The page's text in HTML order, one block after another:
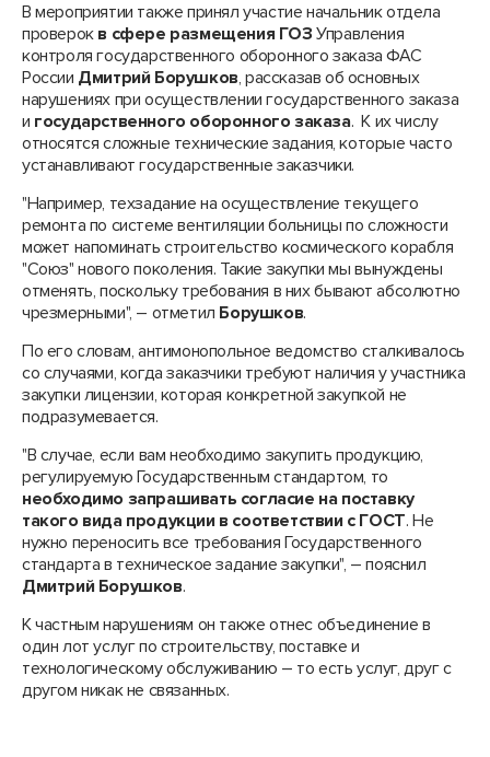
В мероприятии также принял участие начальник отдела
проверок в сфере размещения ГОЗ Управления
контроля государственного оборонного заказа ФАС
России Дмитрий Борушков, рассказав об основных
нарушениях при осуществлении государственного заказа
и государственного оборонного заказа. К их числу
относятся сложные технические задания, которые часто
устанавливают государственные заказчики.
"Например, техзадание на осуществление текущего
ремонта по системе вентиляции больницы по сложности
может напоминать строительство космического корабля
"Союз" нового поколения. Такие закупки мы вынуждены
отменять, поскольку требования в них бывают абсолютно
чрезмерными", – отметил Борушков.
По его словам, антимонопольное ведомство сталкивалось
со случаями, когда заказчики требуют наличия у участника
закупки лицензии, которая конкретной закупкой не
подразумевается.
"В случае, если вам необходимо закупить продукцию,
регулируемую Государственным стандартом, то
необходимо запрашивать согласие на поставку
такого вида продукции в соответствии с ГОСТ. Не
нужно переносить все требования Государственного
стандарта в техническое задание закупки", – пояснил
Дмитрий Борушков.
К частным нарушениям он также отнес объединение в
один лот услуг по строительству, поставке и
технологическому обслуживанию – то есть услуг, друг с
другом никак не связанных.